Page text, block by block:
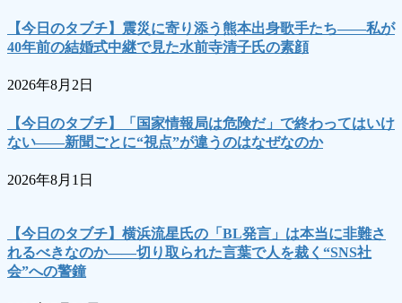
【今日のタブチ】震災に寄り添う熊本出身歌手たち――私が
40年前の結婚式中継で見た水前寺清子氏の素顔
2026年8月2日
【今日のタブチ】「国家情報局は危険だ」で終わってはいけ
ない――新聞ごとに“視点”が違うのはなぜなのか
2026年8月1日
【今日のタブチ】横浜流星氏の「BL発言」は本当に非難さ
れるべきなのか――切り取られた言葉で人を裁く“SNS社
会”への警鐘